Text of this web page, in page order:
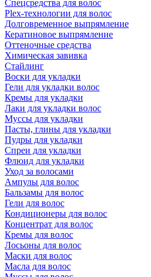
Спецсредства для волос
Plex-технологии для волос
Долговременное выпрямление
Кератиновое выпрямление
Оттеночные средства
Химическая завивка
Стайлинг
Воски для укладки
Гели для укладки волос
Кремы для укладки
Лаки для укладки волос
Муссы для укладки
Пасты, глины для укладки
Пудры для укладки
Спреи для укладки
Флюид для укладки
Уход за волосами
Ампулы для волос
Бальзамы для волос
Гели для волос
Кондиционеры для волос
Концентрат для волос
Кремы для волос
Лосьоны для волос
Маски для волос
Масла для волос